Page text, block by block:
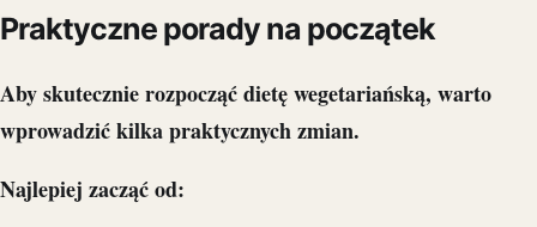
Praktyczne porady na początek
Aby skutecznie rozpocząć dietę wegetariańską, warto
wprowadzić kilka praktycznych zmian.
Najlepiej zacząć od: